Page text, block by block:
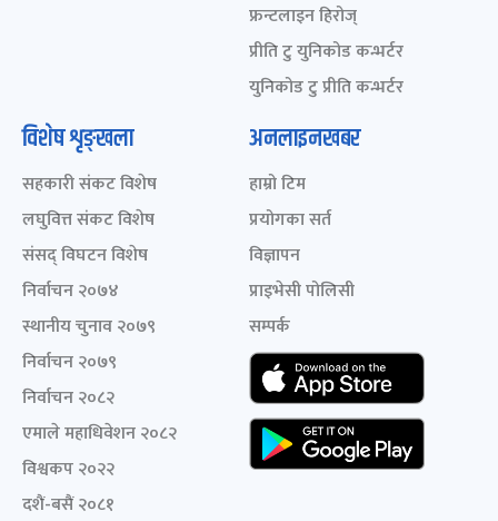
फ्रन्टलाइन हिरोज्
प्रीति टु युनिकोड कन्भर्टर
युनिकोड टु प्रीति कन्भर्टर
विशेष शृङ्खला
सहकारी संकट विशेष
लघुवित्त संकट विशेष
संसद् विघटन विशेष
निर्वाचन २०७४
स्थानीय चुनाव २०७९
निर्वाचन २०७९
निर्वाचन २०८२
एमाले महाधिवेशन २०८२
विश्वकप २०२२
दशैं-बसैं २०८१
अनलाइनखबर
हाम्रो टिम
प्रयोगका सर्त
विज्ञापन
प्राइभेसी पोलिसी
सम्पर्क